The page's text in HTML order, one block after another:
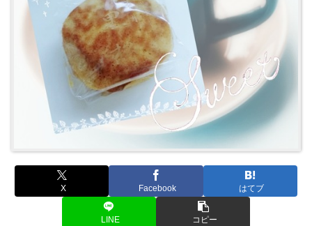
X Facebook はてブ
LINE コピー